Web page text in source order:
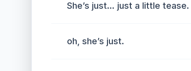
She’s just… just a little tease.
oh, she’s just.